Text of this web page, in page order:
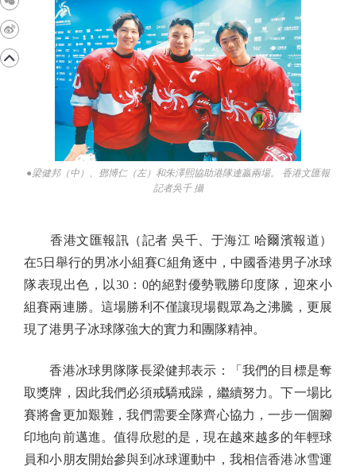
●梁健邦（中）、鄧博仁（左）和朱澤熙協助港隊連贏兩場。 香港文匯報
記者吳千 攝
香港文匯報訊（記者 吳千、于海江 哈爾濱報道）
在5日舉行的男冰小組賽C組角逐中，中國香港男子冰球
隊表現出色，以30：0的絕對優勢戰勝印度隊，迎來小
組賽兩連勝。這場勝利不僅讓現場觀眾為之沸騰，更展
現了港男子冰球隊強大的實力和團隊精神。
香港冰球男隊隊長梁健邦表示：「我們的目標是奪
取獎牌，因此我們必須戒驕戒躁，繼續努力。下一場比
賽將會更加艱難，我們需要全隊齊心協力，一步一個腳
印地向前邁進。值得欣慰的是，現在越來越多的年輕球
員和小朋友開始參與到冰球運動中，我相信香港冰雪運